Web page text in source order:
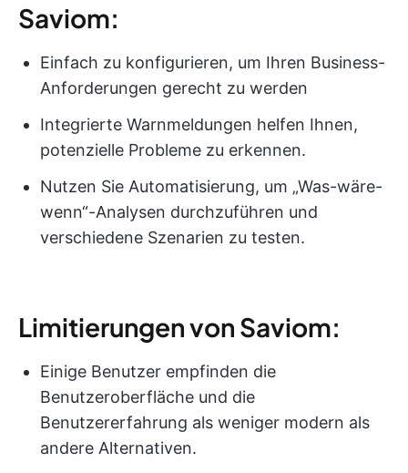
Saviom:
Einfach zu konfigurieren, um Ihren Business-
Anforderungen gerecht zu werden
Integrierte Warnmeldungen helfen Ihnen,
potenzielle Probleme zu erkennen.
Nutzen Sie Automatisierung, um „Was-wäre-
wenn“-Analysen durchzuführen und
verschiedene Szenarien zu testen.
Limitierungen von Saviom:
Einige Benutzer empfinden die
Benutzeroberfläche und die
Benutzererfahrung als weniger modern als
andere Alternativen.